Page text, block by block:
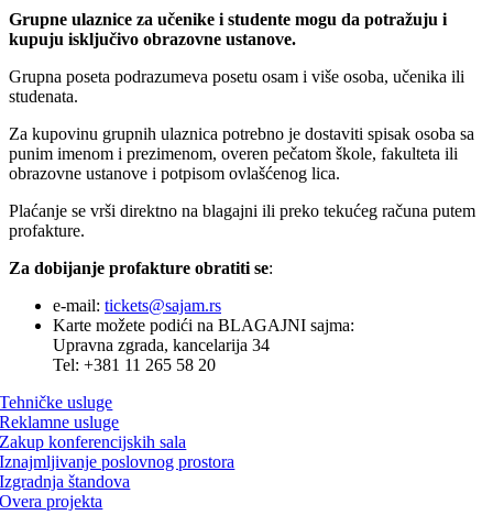
Grupne ulaznice za učenike i studente mogu da potražuju i
kupuju isključivo obrazovne ustanove.
Grupna poseta podrazumeva posetu osam i više osoba, učenika ili
studenata.
Za kupovinu grupnih ulaznica potrebno je dostaviti spisak osoba sa
punim imenom i prezimenom, overen pečatom škole, fakulteta ili
obrazovne ustanove i potpisom ovlašćenog lica.
Plaćanje se vrši direktno na blagajni ili preko tekućeg računa putem
profakture.
Za dobijanje profakture obratiti se:
e-mail: tickets@sajam.rs
Karte možete podići na BLAGAJNI sajma:
Upravna zgrada, kancelarija 34
Tel: +381 11 265 58 20
Tehničke usluge
Reklamne usluge
Zakup konferencijskih sala
Iznajmljivanje poslovnog prostora
Izgradnja štandova
Overa projekta